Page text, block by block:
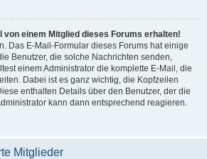
von einem Mitglied dieses Forums erhalten!
Das E-Mail-Formular dieses Forums hat einige
Benutzer, die solche Nachrichten senden,
einem Administrator die komplette E-Mail, die
Dabei ist es ganz wichtig, die Kopfzeilen
enthalten Details über den Benutzer, der die
kann dann entsprechend reagieren.
Mitglieder